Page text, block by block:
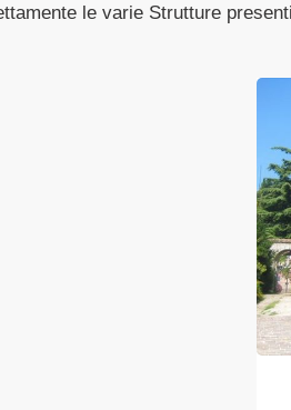
le varie Strutture